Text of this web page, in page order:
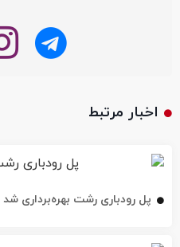
اخبار مرتبط
پل رودباری رشت بهره‌برداری شد